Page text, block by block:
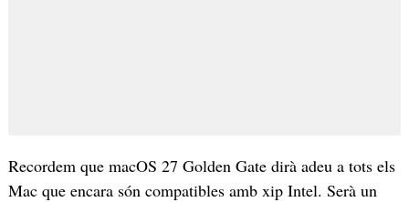
Recordem que macOS 27 Golden Gate dirà adeu a tots els
Mac que encara són compatibles amb xip Intel. Serà un